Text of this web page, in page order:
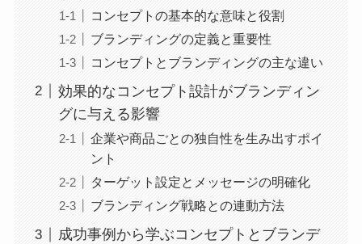
コンセプトの基本的な意味と役割
ブランディングの定義と重要性
コンセプトとブランディングの主な違い
効果的なコンセプト設計がブランディン
グに与える影響
企業や商品ごとの独自性を生み出すポイ
ント
ターゲット設定とメッセージの明確化
ブランディング戦略との連動方法
成功事例から学ぶコンセプトとブランデ